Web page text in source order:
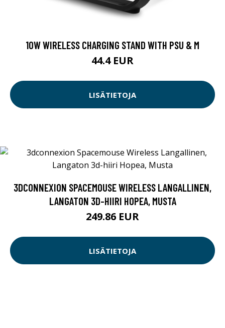
10W WIRELESS CHARGING STAND WITH PSU & M
44.4 EUR
LISÄTIETOJA
3DCONNEXION SPACEMOUSE WIRELESS LANGALLINEN,
LANGATON 3D-HIIRI HOPEA, MUSTA
249.86 EUR
LISÄTIETOJA